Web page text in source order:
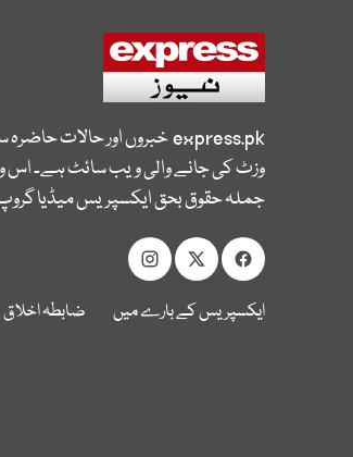
express.pkخبروں اور حالات
وزٹ کی جانے والی ویب سائٹ ہے۔ اس
جملہ حقوق بحق ایکسپریس میڈیا
ایکسپریس کے بارے میں ضابطہ اخلاق